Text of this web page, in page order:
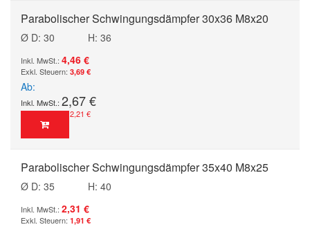
Parabolischer Schwingungsdämpfer 30x36 M8x20
Ø D: 30
H: 36
4,46 €
3,69 €
Ab
2,67 €
2,21 €
Parabolischer Schwingungsdämpfer 35x40 M8x25
Ø D: 35
H: 40
2,31 €
1,91 €